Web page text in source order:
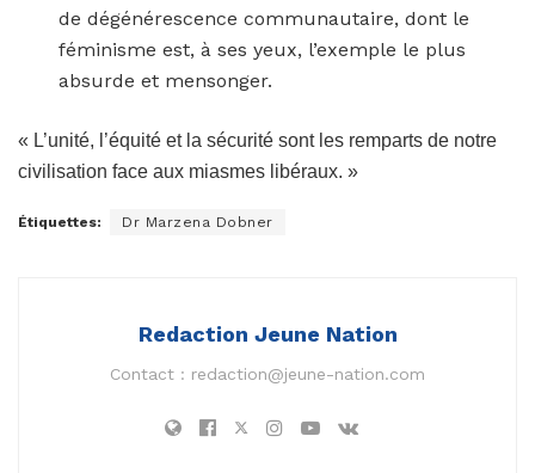
de dégénérescence communautaire, dont le
féminisme est, à ses yeux, l’exemple le plus
absurde et mensonger.
« L’unité, l’équité et la sécurité sont les remparts de notre
civilisation face aux miasmes libéraux. »
Étiquettes: Dr Marzena Dobner
Redaction Jeune Nation
Contact : redaction@jeune-nation.com